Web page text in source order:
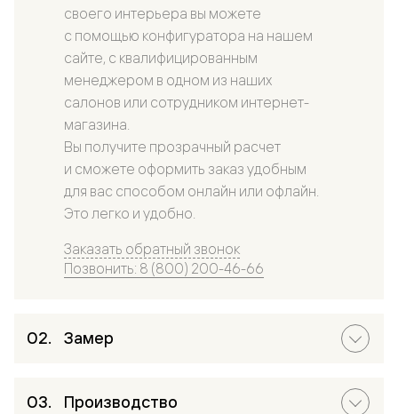
своего интерьера вы можете
с помощью конфигуратора на нашем
сайте, с квалифицированным
менеджером в одном из наших
салонов или сотрудником интернет-
магазина.
Вы получите прозрачный расчет
и сможете оформить заказ удобным
для вас способом онлайн или офлайн.
Это легко и удобно.
Заказать обратный звонок
Позвонить: 8 (800) 200-46-66
Замер
Производство